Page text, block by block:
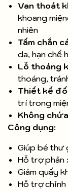
Van thoát
khoang
nhiên
Tấm chắn
da, hạn chế
Lỗ thoáng
thoáng,
Thiết kế
trí trong
Không
Công dụng:
Giúp bé thư
Hỗ trợ phản
Giảm quấy
Hỗ trợ chỉnh